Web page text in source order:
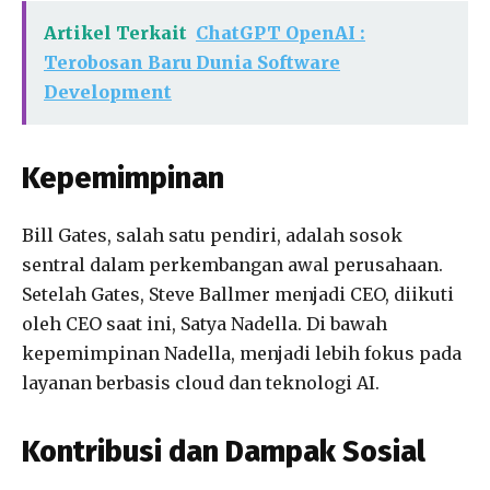
Artikel Terkait ChatGPT OpenAI :
Terobosan Baru Dunia Software
Development
Kepemimpinan
Bill Gates, salah satu pendiri, adalah sosok
sentral dalam perkembangan awal perusahaan.
Setelah Gates, Steve Ballmer menjadi CEO, diikuti
oleh CEO saat ini, Satya Nadella. Di bawah
kepemimpinan Nadella, menjadi lebih fokus pada
layanan berbasis cloud dan teknologi AI.
Kontribusi dan Dampak Sosial